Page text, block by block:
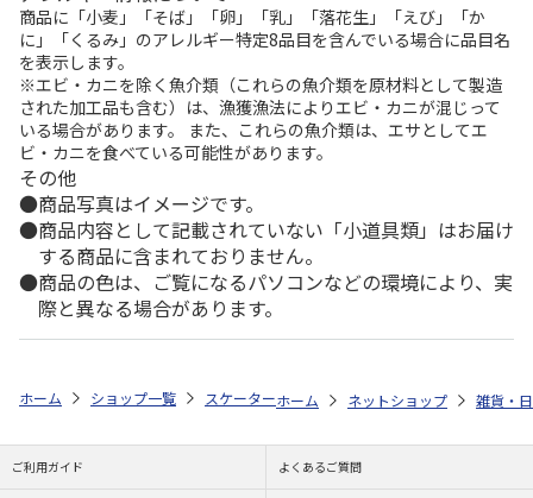
商品に「小麦」「そば」「卵」「乳」「落花生」「えび」「か
に」「くるみ」のアレルギー特定8品目を含んでいる場合に品目名
を表示します。
※エビ・カニを除く魚介類（これらの魚介類を原材料として製造
された加工品も含む）は、漁獲漁法によりエビ・カニが混じって
いる場合があります。 また、これらの魚介類は、エサとしてエ
ビ・カニを食べている可能性があります。
その他
商品写真はイメージです。
商品内容として記載されていない「小道具類」はお届け
する商品に含まれておりません。
商品の色は、ご覧になるパソコンなどの環境により、実
際と異なる場合があります。
ホーム ショップ一覧 スケーター 抗菌 電子レンジ・食洗機対応ラン
ホーム ネットショップ 雑貨・
ご利用ガイド よくあるご質問